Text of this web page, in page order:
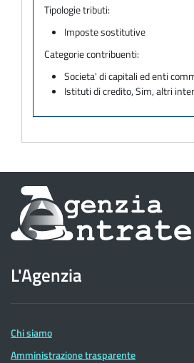
Tipologie tributi:
Imposte sostitutive
Categorie contribuenti:
Societa' di capitali ed enti
Istituti di credito, Sim, altri
Informazioni
sul
dell'Agenzia
delle
Entrate
L'Agenzia
Chi siamo
Amministrazione trasparente